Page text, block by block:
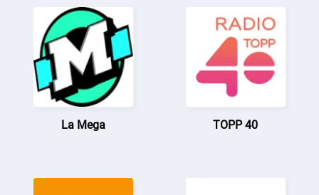
La Mega TOPP 40